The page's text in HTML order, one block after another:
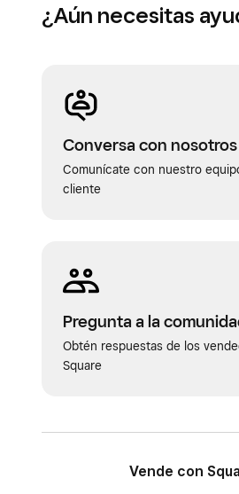
¿Aún necesitas
Conversa con nosotros
Comunícate con nuestro
cliente
Pregunta a la
Obtén respuestas de los
Square
Vende con